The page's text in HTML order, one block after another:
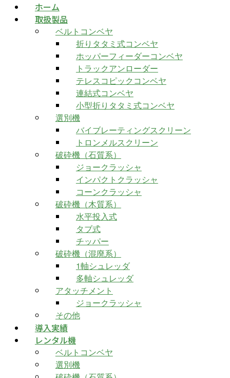
ホーム
取扱製品
ベルトコンベヤ
折りタタミ式コンベヤ
ホッパーフィーダーコンベヤ
トラックアンローダー
テレスコピックコンベヤ
連結式コンベヤ
小型折りタタミ式コンベヤ
選別機
バイブレーティングスクリーン
トロンメルスクリーン
破砕機（石質系）
ジョークラッシャ
インパクトクラッシャ
コーンクラッシャ
破砕機（木質系）
水平投入式
タブ式
チッパー
破砕機（混廃系）
1軸シュレッダ
多軸シュレッダ
アタッチメント
ジョークラッシャ
その他
導入実績
レンタル機
ベルトコンベヤ
選別機